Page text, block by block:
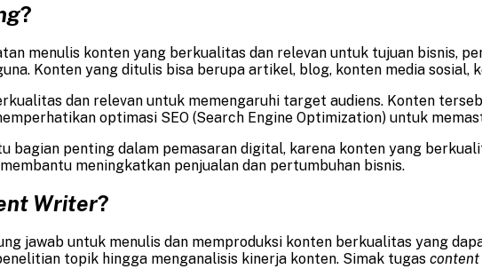
?
menulis konten yang berkualitas dan relevan untuk tujuan bisnis,
Konten yang ditulis bisa berupa artikel, blog, konten media sosial,
dan relevan untuk memengaruhi target audiens. Konten
optimasi SEO (Search Engine Optimization) untuk
bagian penting dalam pemasaran digital, karena konten yang
meningkatkan penjualan dan pertumbuhan bisnis.
Writer?
jawab untuk menulis dan memproduksi konten berkualitas yang
topik hingga menganalisis kinerja konten. Simak tugas